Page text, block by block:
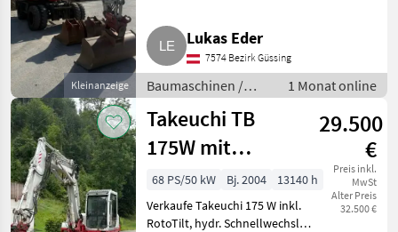
Kleinanzeige
Hinterachse neu, wenig
Polzenspiel. Alle Angaben ohne
Gewähr. Baumaschinen Mo
Lukas Eder
7574 Bezirk Güssing
Baumaschinen /
Mobilbagger
1 Monat online
Takeuchi TB
175W mit
RotoTilt
29.500
€
Preis inkl.
MwSt
Alter Preis
32.500 €
68 PS/50 kW Bj. 2004
13140 h
Verkaufe Takeuchi 175 W inkl.
RotoTilt, hydr. Schnellwechsler,